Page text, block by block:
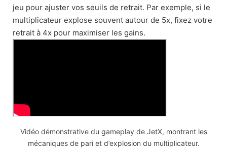
jeu pour ajuster vos seuils de retrait. Par exemple, si le
multiplicateur explose souvent autour de 5x, fixez votre
retrait à 4x pour maximiser les gains.
Vidéo démonstrative du gameplay de JetX, montrant les
mécaniques de pari et d’explosion du multiplicateur.